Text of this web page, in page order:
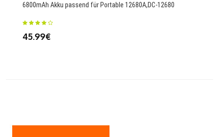
6800mAh Akku passend für Portable 12680A,DC-12680
45.99€